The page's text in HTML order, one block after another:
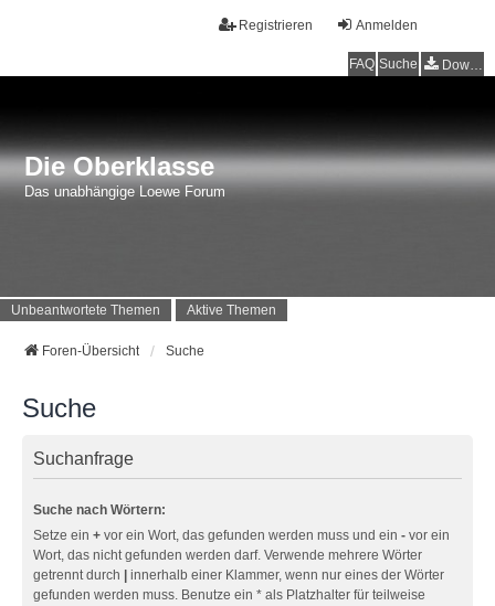
Anmelden
Registrieren
FAQ Suche Downloads
Die Oberklasse
Das unabhängige Loewe Forum
Unbeantwortete Themen Aktive Themen
Foren-Übersicht Suche
Suche
Suchanfrage
Suche nach Wörtern:
Setze ein + vor ein Wort, das gefunden werden muss und ein - vor ein
Wort, das nicht gefunden werden darf. Verwende mehrere Wörter
getrennt durch
innerhalb einer Klammer, wenn nur eines der Wörter
gefunden werden muss. Benutze ein * als Platzhalter für teilweise